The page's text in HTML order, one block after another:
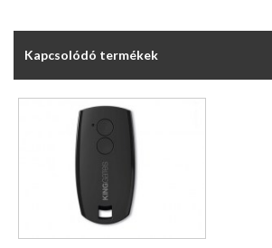
Kapcsolódó termékek